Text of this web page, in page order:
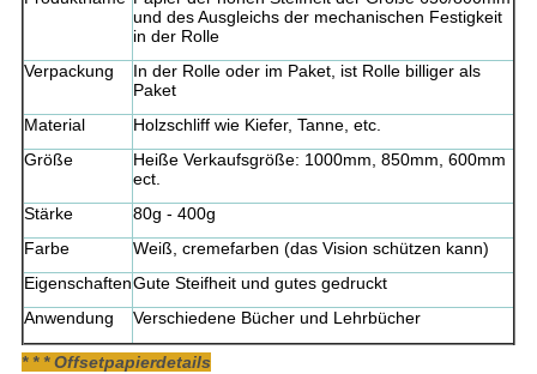
und des Ausgleichs der mechanischen Festigkeit
in der Rolle
Verpackung
In der Rolle oder im Paket, ist Rolle billiger als
Paket
Material
Holzschliff wie Kiefer, Tanne, etc.
Größe
Heiße Verkaufsgröße: 1000mm, 850mm, 600mm
ect.
Stärke
80g - 400g
Farbe
Weiß, cremefarben (das Vision schützen kann)
EigenschaftenGute Steifheit und gutes gedruckt
Anwendung
Verschiedene Bücher und Lehrbücher
* * * Offsetpapierdetails